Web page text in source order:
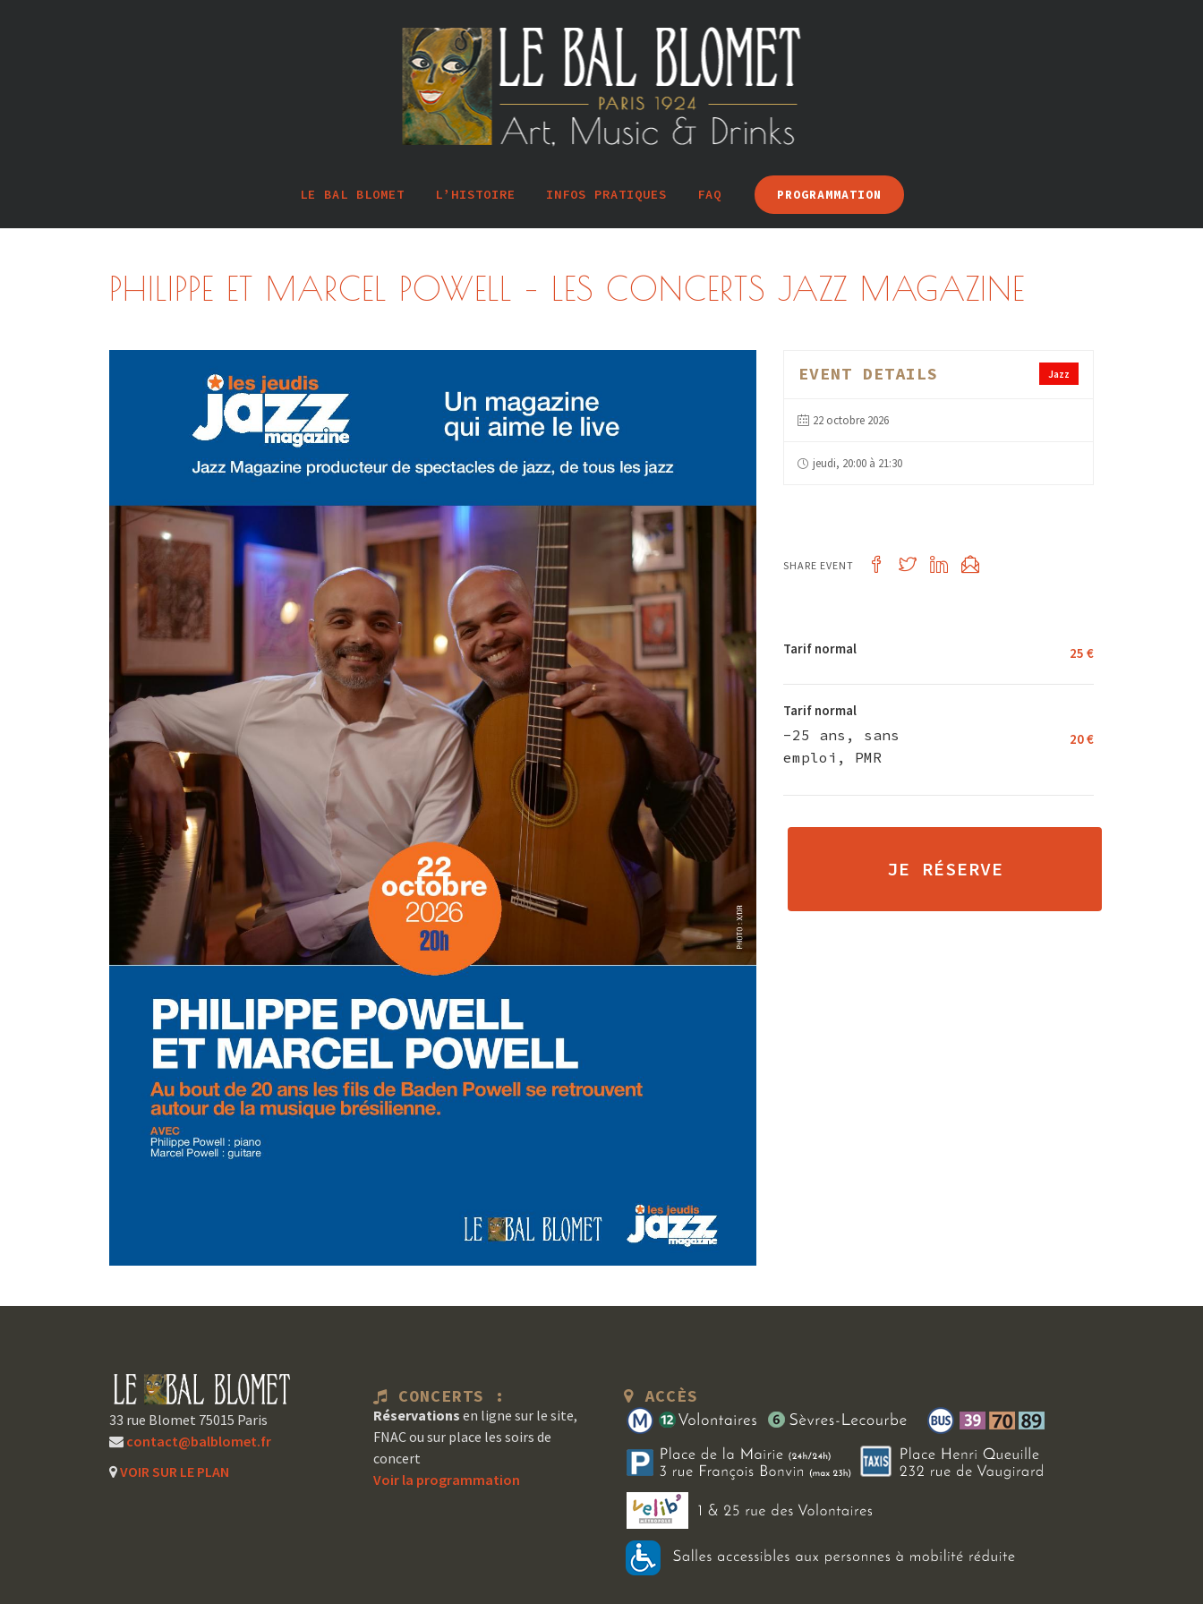
LE BAL BLOMET L’HISTOIRE INFOS PRATIQUES FAQ PROGRAMMATION
PHILIPPE ET MARCEL POWELL – LES CONCERTS JAZZ MAGAZINE
Jazz
EVENT DETAILS
22 octobre 2026
jeudi, 20:00 à 21:30
SHARE EVENT
Tarif normal 25 €
Tarif normal
-25 ans, sans
emploi, PMR
20 €
JE RÉSERVE
33 rue Blomet 75015 Paris
contact@balblomet.fr
VOIR SUR LE PLAN
CONCERTS :
Réservations en ligne sur le site,
FNAC ou sur place les soirs de
concert
Voir la programmation
ACCÈS